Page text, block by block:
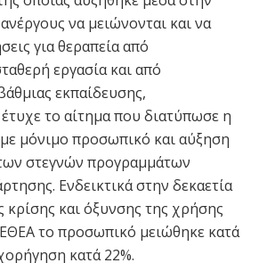
να μειώνονται και να
για θεραπεία από
εργασία και από
εκπαίδευσης,
το αίτημα που διατύπωσε η
μόνιμο προσωπικό και αύξηση
στεγνών προγραμμάτων
Ενδεικτικά στην δεκαετία
κρίσης και όξυνσης της χρήσης
το προσωπικό μειώθηκε κατά
κατά 22%.